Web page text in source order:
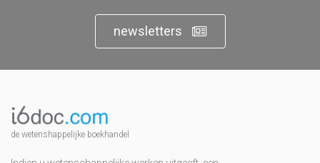
newsletters
de wetenshappelijke boekhandel